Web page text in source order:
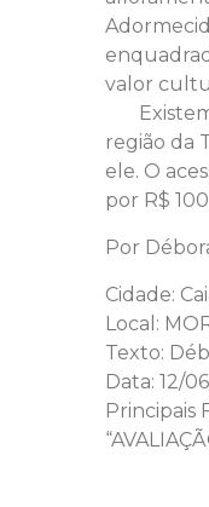
valor
Existem
região da
ele. O
por R$
Por
Cidade:
Local:
Texto:
Data: 12/
Principais